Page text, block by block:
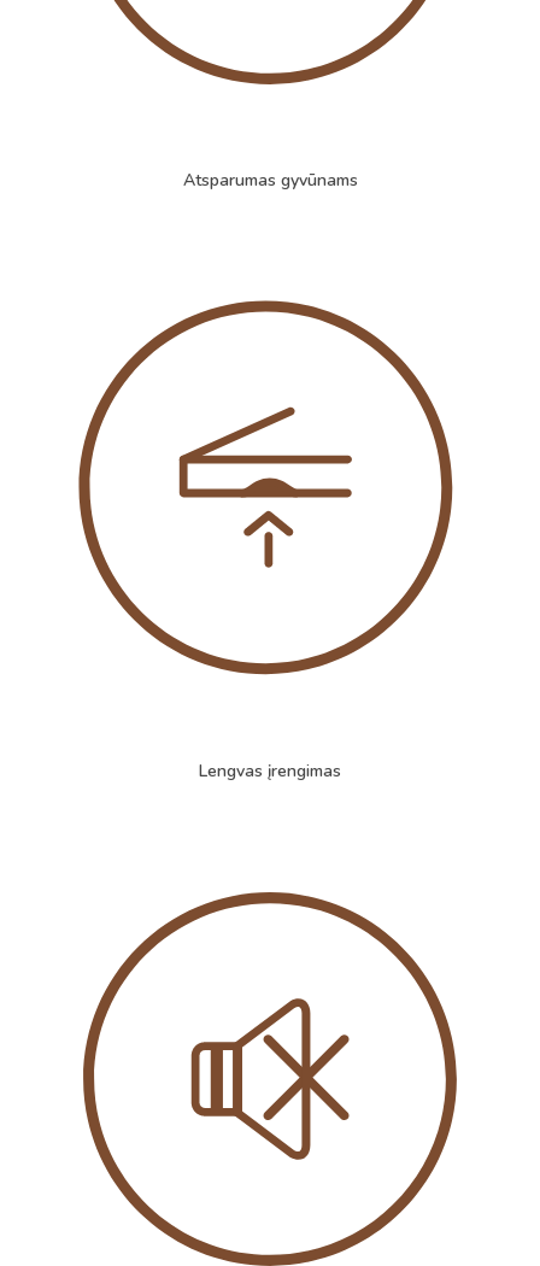
Atsparumas gyvūnams
Lengvas įrengimas